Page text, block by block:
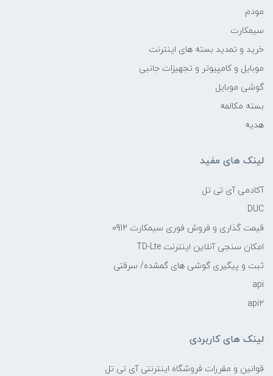
مودم
سیمکارت
خرید و تمدید بسته های اینترنت
موبایل و کامپیوتر و تجهیزات جانبی
گوشی موبایل
بسته مکالمه
هدیه
لینک های مفید
آکادمی آی تی تل
DUC
قیمت گذاری و فروش فوری سیمکارت 0912
امکان سنجی آنلاین اینترنت TD-Lte
ثبت و پیگیری گوشی های گمشده/ سرقتی
api
api2
لینک های کاربردی
قوانین و مقررات فروشگاه اینترنتی آی تی تل